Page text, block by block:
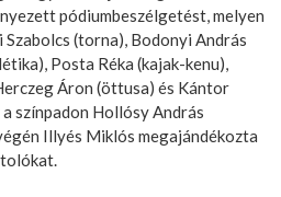
pódiumbeszélgetést, melyen
(torna), Bodonyi András
Posta Réka (kajak-kenu),
Áron (öttusa) és Kántor
színpadon Hollósy András
Illyés Miklós megajándékozta